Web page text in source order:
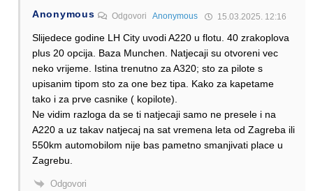
Anonymous OdgovoriAnonymous 15.03.2025. 12:16
Slijedece godine LH City uvodi A220 u flotu. 40 zrakoplova
plus 20 opcija. Baza Munchen. Natjecaji su otvoreni vec
neko vrijeme. Istina trenutno za A320; sto za pilote s
upisanim tipom sto za one bez tipa. Kako za kapetame
tako i za prve casnike ( kopilote).
Ne vidim razloga da se ti natjecaji samo ne presele i na
A220 a uz takav natjecaj na sat vremena leta od Zagreba ili
550km automobilom nije bas pametno smanjivati place u
Zagrebu.
Odgovori